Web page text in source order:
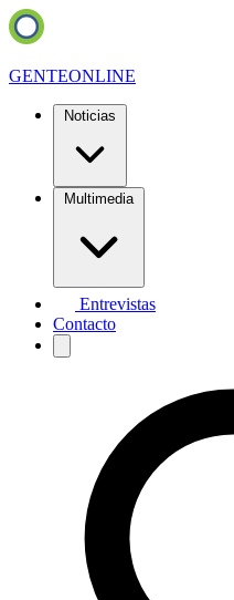
GENTEONLINE
Noticias
Multimedia
Entrevistas
Contacto